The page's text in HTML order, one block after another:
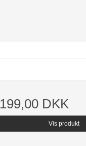
199,00 DKK
Vis produkt